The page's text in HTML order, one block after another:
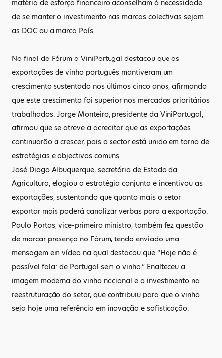
matéria de esforço financeiro aconselham à necessidade
de se manter o investimento nas marcas colectivas sejam
as DOC ou a marca País.
No final da Fórum a ViniPortugal destacou que as
exportações de vinho português mantiveram um
crescimento sustentado nos últimos cinco anos, afirmando
que este crescimento foi superior nos mercados prioritários
trabalhados. Jorge Monteiro, presidente da ViniPortugal,
afirmou que se atreve a acreditar que as exportações
continuarão a crescer, pois o sector está unido em torno de
estratégias e objectivos comuns.
José Diogo Albuquerque, secretário de Estado da
Agricultura, elogiou a estratégia conjunta e incentivou as
exportações, sustentando que quanto mais o setor
exportar mais poderá canalizar verbas para a exportação.
Paulo Portas, vice-primeiro ministro, também fez questão
de marcar presença no Fórum, tendo enviado uma
mensagem em vídeo na qual destacou que “Hoje não é
possível falar de Portugal sem o vinho.” Enalteceu a
imagem moderna do vinho nacional e o investimento na
reestruturação do setor, que contribuiu para que o vinho
seja hoje uma referência em inovação e sofisticação.